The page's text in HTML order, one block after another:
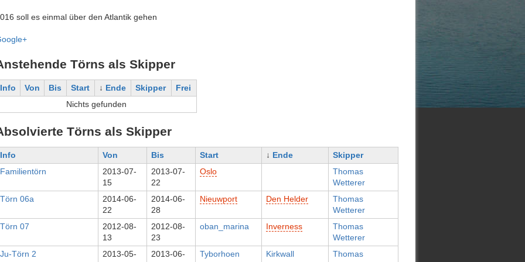
soll es einmal über den Atlantik gehen
Törns als Skipper
Info Von Bis Start ↓ Ende Skipper
Frei
Nichts gefunden
Törns als Skipper
Info Von Bis Start ↓ Ende
Skipper
Familientörn
2013-07-
15
2013-07-
22
Oslo
Thomas
Wetterer
Törn 06a
2014-06-
22
2014-06-
28
Nieuwport Den Helder
Thomas
Wetterer
Törn 07
2012-08-
13
2012-08-
23
oban_marina Inverness
Thomas
Wetterer
Ju-Törn 2
2013-05-
2013-06-
Tyborhoen Kirkwall
Thomas